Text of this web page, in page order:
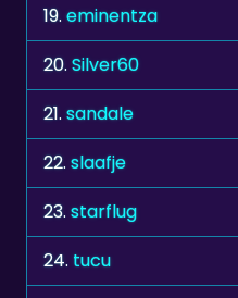
19.eminentza
20.Silver60
21.sandale
22.slaafje
23.starflug
24.tucu